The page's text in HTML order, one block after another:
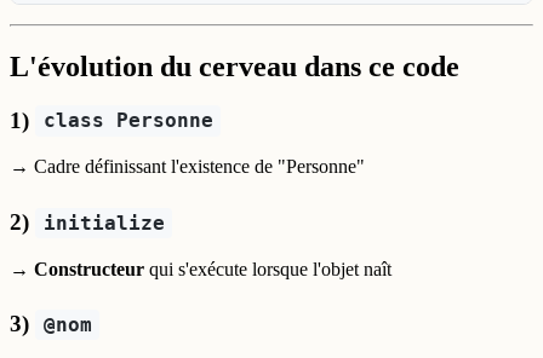
L'évolution du cerveau dans ce code
1) class Personne
→ Cadre définissant l'existence de "Personne"
2) initialize
→ Constructeur qui s'exécute lorsque l'objet naît
3) @nom